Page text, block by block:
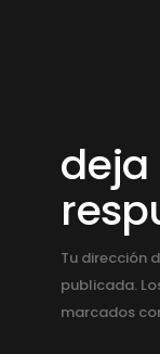
deja
Tu dirección
publicada.
marcados